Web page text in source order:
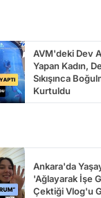
AVM'deki Dev
Yapan Kadın,
Sıkışınca
Kurtuldu
Ankara'da
'Ağlayarak İşe
Çektiği Vlog'u